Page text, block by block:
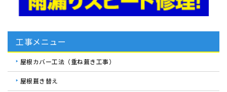
工事メニュー
屋根カバー工法（重ね葺き工事）
屋根葺き替え